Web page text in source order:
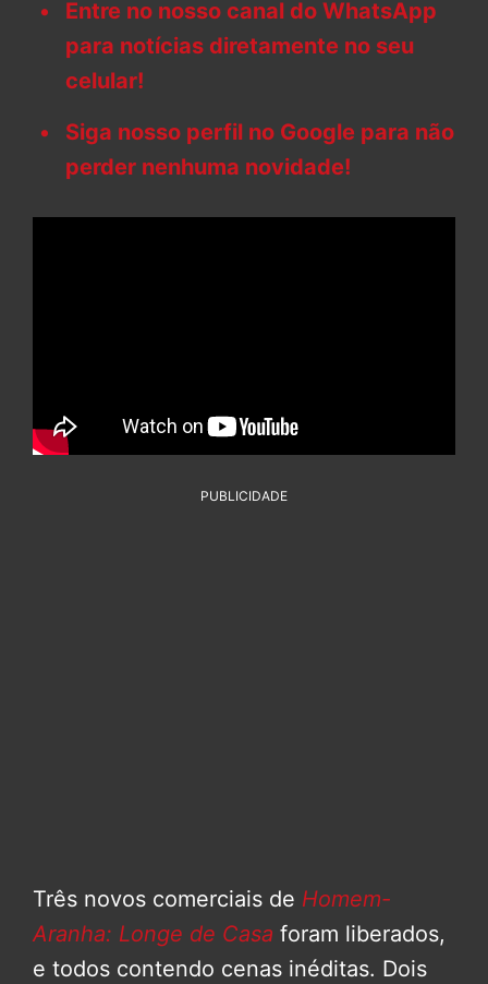
Entre no nosso canal do WhatsApp
para notícias diretamente no seu
celular!
Siga nosso perfil no Google para não
perder nenhuma novidade!
PUBLICIDADE
Três novos comerciais de Homem-
Aranha: Longe de Casa foram liberados,
e todos contendo cenas inéditas. Dois